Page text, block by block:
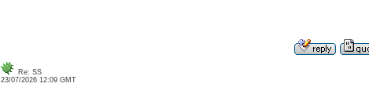
Re: SS
23/07/2026 12:09 GMT